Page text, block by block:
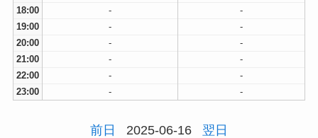
18:00
-
-
19:00
-
-
20:00
-
-
21:00
-
-
22:00
-
-
23:00
- -
前日 2025-06-16 翌日